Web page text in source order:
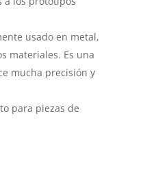
usado en metal,
materiales. Es una
mucha precisión y
para piezas de